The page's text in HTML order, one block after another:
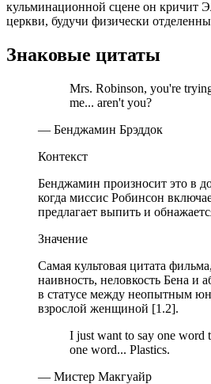
кульминационной сцене он кричит
церкви, будучи физически
Знаковые цитаты
Mrs. Robinson, you're
me... aren't you?
— Бенджамин Брэддок
Контекст
Бенджамин произносит это в
когда миссис Робинсон
предлагает выпить и
Значение
Самая культовая цитата
наивность, неловкость Бена и
в статусе между неопытным
взрослой женщиной [1.2].
I just want to say one word
one word... Plastics.
— Мистер Макгуайр